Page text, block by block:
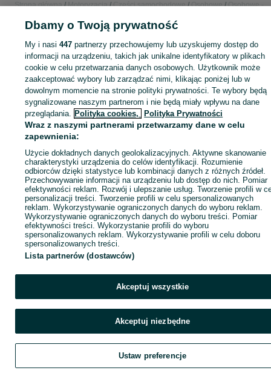
Strona główna Motoryzacja Części samochodowe Osobowe
Osobowe -
KATEGORIA
ID:1049238169 Wyświetlenia:
Kup
Dbamy o Twoją prywatność
My i nasi447 partnerzy przechowujemy lub uzyskujemy dostęp do
informacji na urządzeniu, takich jak unikalne identyfikatory w plikach
cookie w celu przetwarzania danych osobowych. Użytkownik może
zaakceptować wybory lub zarządzać nimi, klikając poniżej lub w
dowolnym momencie na stronie polityki prywatności. Te wybory będą
sygnalizowane naszym partnerom i nie będą miały wpływu na dane
przeglądania. Polityka cookies, Polityka Prywatności
Wraz z naszymi partnerami przetwarzamy dane w celu
zapewnienia:
Użycie dokładnych danych geolokalizacyjnych. Aktywne skanowanie
charakterystyki urządzenia do celów identyfikacji. Rozumienie
odbiorców dzięki statystyce lub kombinacji danych z różnych źródeł.
Przechowywanie informacji na urządzeniu lub dostęp do nich. Pomiar
efektywności reklam. Rozwój i ulepszanie usług. Tworzenie profili w
personalizacji treści. Tworzenie profili w celu spersonalizowanych
reklam. Wykorzystywanie ograniczonych danych do wyboru reklam.
Wykorzystywanie ograniczonych danych do wyboru treści. Pomiar
efektywności treści. Wykorzystanie profili do wyboru
spersonalizowanych reklam. Wykorzystywanie profili w celu doboru
spersonalizowanych treści.
Lista partnerów (dostawców)
Akceptuj wszystkie
Akceptuj niezbędne
Ustaw preferencje